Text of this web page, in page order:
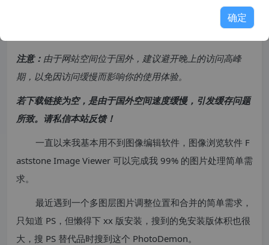
注意： 由于网站空间位于国外，建议避开晚上的访问高峰
期，以免因访问缓慢而影响你的使用体验。
若下载链接为空，是由于国外空间速度缓慢，引发缓存问题
所致。请私信本站反馈！
一直以来我基本用不到图像编辑软件，图像浏览软件 F
aststone Image Viewer 可以完成我 99% 的图片处理简单需
求。
最近遇到一个多图层图片调整位置和合并的简单需求，
只知道 PS，但懒得下 xx 版安装，搜到的免安装版体积也很
大，搜 PS 替代品时搜到这个 PhotoDemon。
确定